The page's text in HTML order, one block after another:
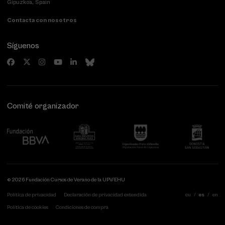
Gipuzkoa, Spain
Contacta con nosotros
Síguenos
Comité organizador
© 2026 Fundación Cursos de Verano de la UPV/EHU
Política de privacidad Declaración de privacidad extendida
Política de cookies Condiciones de compra
eu es en